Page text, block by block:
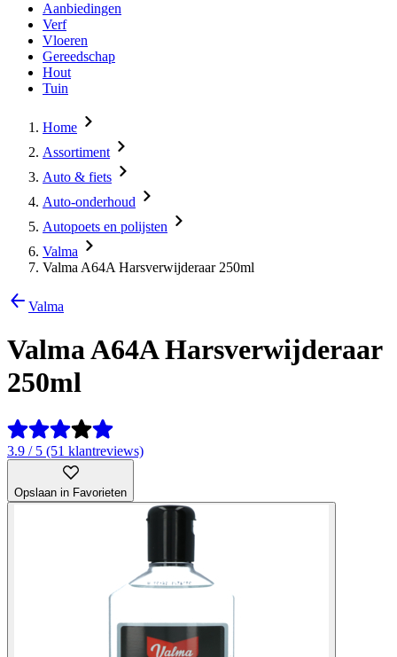
Aanbiedingen
Verf
Vloeren
Gereedschap
Hout
Tuin
Home
Assortiment
Auto & fiets
Auto-onderhoud
Autopoets en polijsten
Valma
Valma A64A Harsverwijderaar 250ml
Valma
Valma A64A Harsverwijderaar
250ml
3.9 / 5 (51 klantreviews)
Opslaan in Favorieten